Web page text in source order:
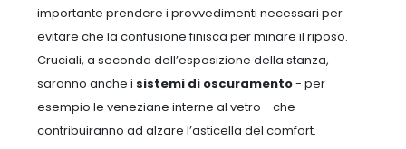
importante prendere i provvedimenti necessari per
evitare che la confusione finisca per minare il riposo.
Cruciali, a seconda dell’esposizione della stanza,
saranno anche i sistemi di oscuramento- per
esempio le veneziane interne al vetro - che
contribuiranno ad alzare l’asticella del comfort.